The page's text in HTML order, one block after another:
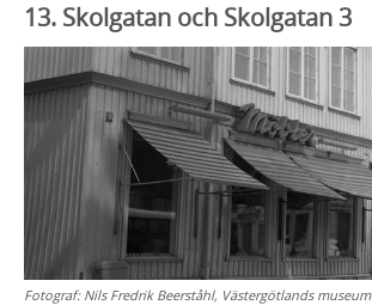
13. Skolgatan och Skolgatan 3
Fotograf: Nils Fredrik Beerståhl, Västergötlands museum